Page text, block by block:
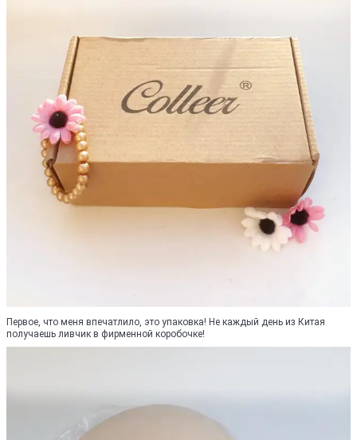
Первое, что меня впечатлило, это упаковка! Не каждый день из Китая
получаешь ливчик в фирменной коробочке!